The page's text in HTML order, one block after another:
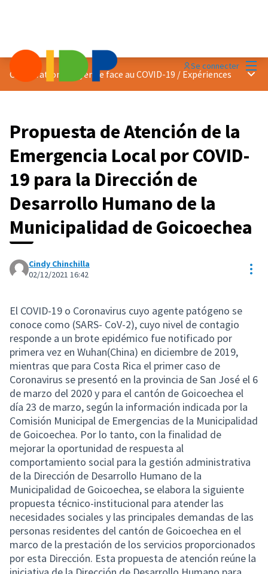
Se connecter
Coopération citoyenne face au COVID-19 / Expériences
Propuesta de Atención de la
Emergencia Local por COVID-
19 para la Dirección de
Desarrollo Humano de la
Municipalidad de Goicoechea
Cindy Chinchilla
02/12/2021 16:42
El COVID-19 o Coronavirus cuyo agente patógeno se
conoce como (SARS- CoV-2), cuyo nivel de contagio
responde a un brote epidémico fue notificado por
primera vez en Wuhan(China) en diciembre de 2019,
mientras que para Costa Rica el primer caso de
Coronavirus se presentó en la provincia de San José el 6
de marzo del 2020 y para el cantón de Goicoechea el
día 23 de marzo, según la información indicada por la
Comisión Municipal de Emergencias de la Municipalidad
de Goicoechea. Por lo tanto, con la finalidad de
mejorar la oportunidad de respuesta al
comportamiento social para la gestión administrativa
de la Dirección de Desarrollo Humano de la
Municipalidad de Goicoechea, se elabora la siguiente
propuesta técnico-institucional para atender las
necesidades sociales y las principales demandas de las
personas residentes del cantón de Goicoechea en el
marco de la prestación de los servicios proporcionados
por esta Dirección. Esta propuesta de atención reúne la